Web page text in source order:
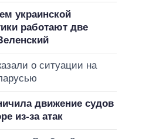
украинской
работают две
о ситуации на
движение судов
из-за атак